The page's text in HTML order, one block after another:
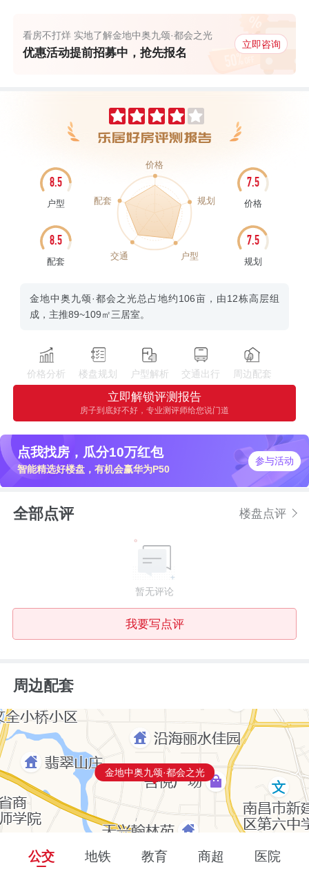
看房不打烊 实地了解金地中奥九颂·都会之光
优惠活动提前招募中，抢先报名
立即咨询
8.5
户型
8.5
配套
7.5
价格
7.5
规划
户型
交通
配套
价格
规划
金地中奥九颂·都会之光总占地约106亩，由12栋高层组
成，主推89~109㎡三居室。
价格分析 楼盘规划 户型解析 交通出行 周边配套
立即解锁评测报告
房子到底好不好，专业测评师给您说门道
点我找房，瓜分10万红包
智能精选好楼盘，有机会赢华为P50
参与活动
楼盘点评
全部点评
暂无评论
我要写点评
周边配套
金地中奥九颂·都会之光
公交 地铁 教育 商超 医院